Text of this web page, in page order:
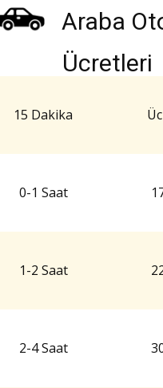
Araba
Ücretleri
15 Dakika
0-1 Saat
1-2 Saat
2-4 Saat